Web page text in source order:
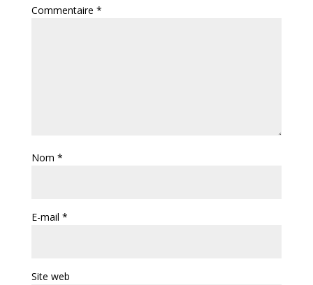
Commentaire *
Nom *
E-mail *
Site web